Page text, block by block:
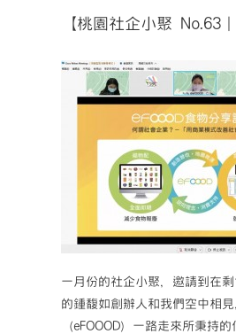
【桃園社企小聚 No.63
一月份的社企小聚，邀請到在
的鍾馥如創辦人和我們空中相
（eFOOOD）一路走來所秉持